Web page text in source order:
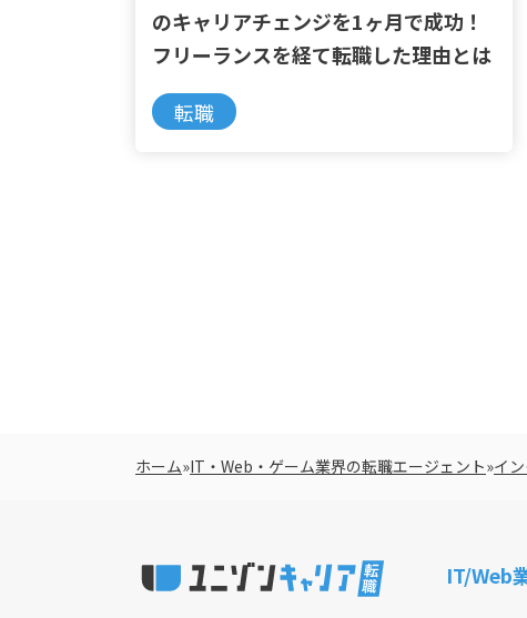
のキャリアチェンジを1ヶ月で成功！
フリーランスを経て転職した理由とは
転職
ホーム»IT・Web・ゲーム業界の転職エージェント»イ
IT/Web